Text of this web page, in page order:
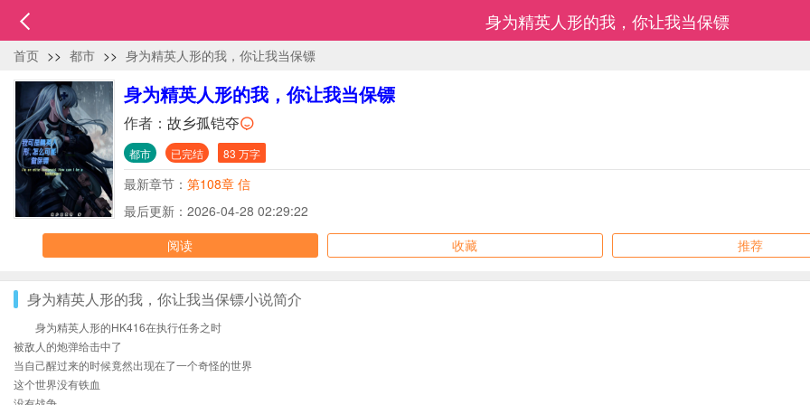
身为精英人形的我，你让我当保镖
首页 >> 都市 >> 身为精英人形的我，你让我当保镖
身为精英人形的我，你让我当保镖
作者： 故乡孤铠夺
都市 已完结 83 万字
最新章节： 第108章 信
最后更新：2026-04-28 02:29:22
阅读
收藏 推荐
身为精英人形的我，你让我当保镖小说简介
身为精英人形的HK416在执行任务之时
被敌人的炮弹给击中了
当自己醒过来的时候竟然出现在了一个奇怪的世界
这个世界没有铁血